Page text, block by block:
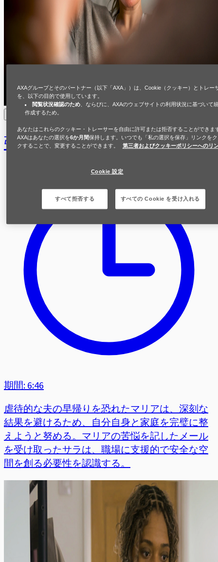
マリアのストーリー
強制的支配と開示
期間: 6:46
虐待的な夫の早帰りを恐れたマリアは、深刻な
結果を避けるため、自分自身と家庭を完璧に整
えようと努める。マリアの苦悩を記したメール
を受け取ったサラは、職場に支援的で安全な空
間を創る必要性を認識する。
AXAグループとそのパートナー（以下「AXA」）は、Cookie（クッキー）とトレー
を、以下の目的で使用しています。
閲覧状況確認のため 、ならびに、AXAのウェブサイトの利用状況に基づいて
作成するため。
あなたはこれらのクッキー・トレーサーを自由に許可または拒否することができま
AXAはあなたの選択を6か月間保持します。いつでも「私の選択を保存」リンクを
クすることで、変更することができます。
第三者およびクッキーポリシーへのリ
Cookie 設定
すべて拒否する すべての Cookie を受け入れる